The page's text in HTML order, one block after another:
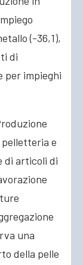
(-36,1),
di
per impieghi
e
di articoli di
una
della pelle